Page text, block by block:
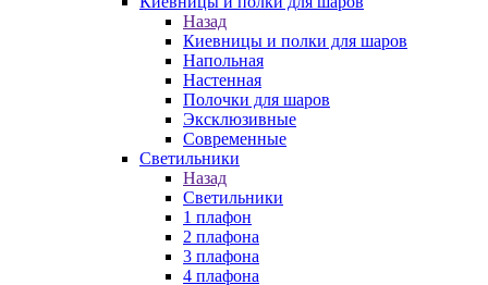
Назад
Киевницы и полки для шаров
Напольная
Настенная
Полочки для шаров
Эксклюзивные
Современные
Светильники
Назад
Светильники
1 плафон
2 плафона
3 плафона
4 плафона